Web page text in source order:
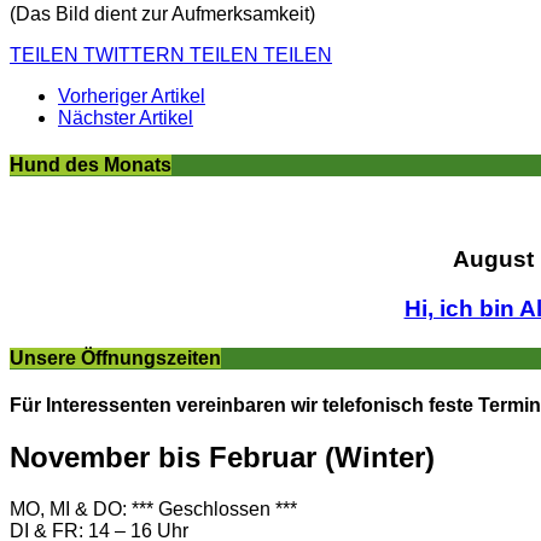
(Das Bild dient zur Aufmerksamkeit)
TEILEN TWITTERN TEILEN TEILEN
Vorheriger Artikel
Nächster Artikel
Hund des Monats
August
Hi, ich bin
Unsere Öffnungszeiten
Für Interessenten vereinbaren wir telefonisch feste
November bis Februar (Winter)
MO, MI & DO: *** Geschlossen ***
DI & FR: 14 – 16 Uhr